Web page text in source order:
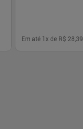
Em até 1 x de R$ 28,39